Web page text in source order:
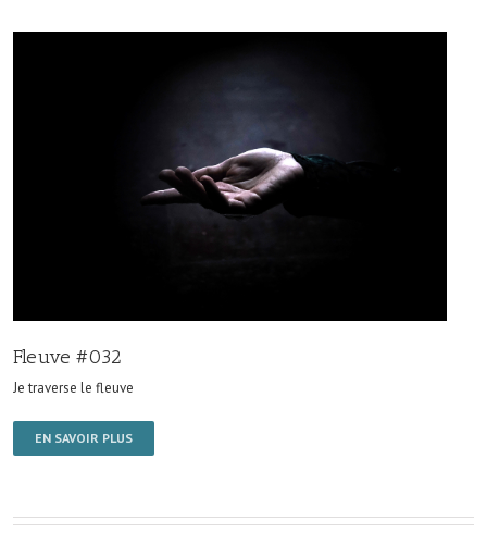
Fleuve #032
Je traverse le fleuve
EN SAVOIR PLUS